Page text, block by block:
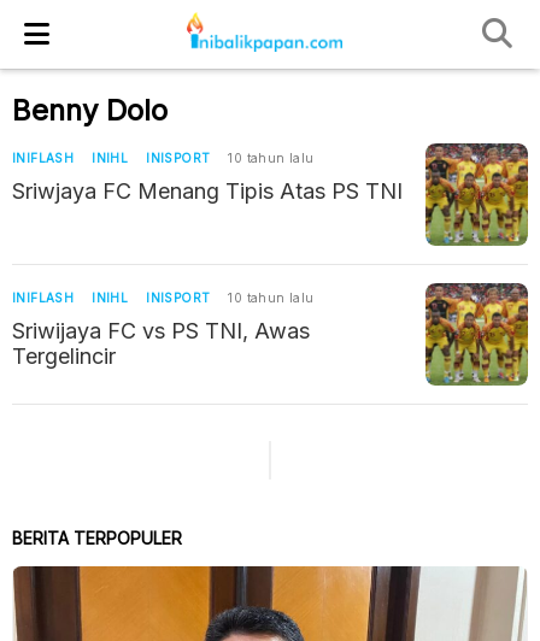
Benny Dolo
INIFLASH INIHL INISPORT 10 tahun lalu
Sriwjaya FC Menang Tipis Atas PS TNI
INIFLASH INIHL INISPORT 10 tahun lalu
Sriwijaya FC vs PS TNI, Awas
Tergelincir
BERITA TERPOPULER